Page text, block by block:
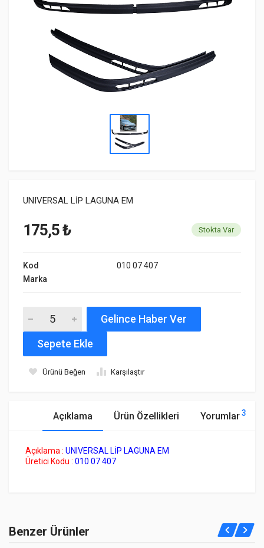
UNIVERSAL LİP LAGUNA EM
175,5 ₺ Stokta Var
Kod
010 07 407
Marka
Gelince Haber Ver
Sepete Ekle
Ürünü Beğen Karşılaştır
Açıklama Ürün Özellikleri Yorumlar3
Açıklama : UNIVERSAL LİP LAGUNA EM
Üretici Kodu : 010 07 407
Henüz bu ürüne bir yorum yapılmamış.
10 Reviews
Benzer Ürünler